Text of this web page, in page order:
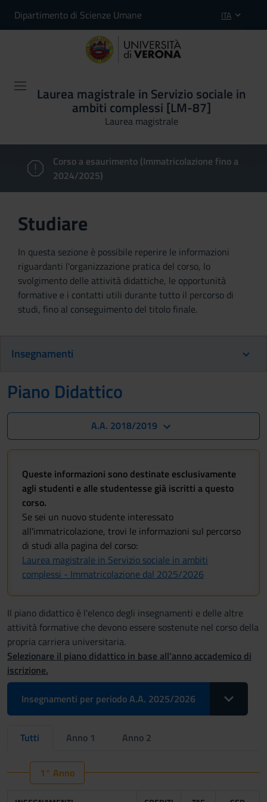
Dipartimento di Scienze Umane ITA
Laurea magistrale in Servizio sociale in
ambiti complessi [LM-87]
Laurea magistrale
Corso a esaurimento (Immatricolazione fino a
2024/2025)
Studiare
In questa sezione è possibile reperire le informazioni
riguardanti l'organizzazione pratica del corso, lo
svolgimento delle attività didattiche, le opportunità
formative e i contatti utili durante tutto il percorso di
studi, fino al conseguimento del titolo finale.
Insegnamenti
Piano Didattico
A.A. 2018/2019
Queste informazioni sono destinate esclusivamente
agli studenti e alle studentesse già iscritti a questo
corso.
Se sei un nuovo studente interessato
all'immatricolazione, trovi le informazioni sul percorso
di studi alla pagina del corso:
Laurea magistrale in Servizio sociale in ambiti
complessi - Immatricolazione dal 2025/2026
Il piano didattico è l'elenco degli insegnamenti e delle altre
attività formative che devono essere sostenute nel corso della
propria carriera universitaria.
Selezionare il piano didattico in base all'anno accademico di
iscrizione.
Insegnamenti per periodo A.A. 2025/2026
Toggle
Tutti Anno 1 Anno 2
1° Anno